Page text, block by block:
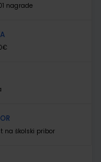
nagrade
na školski pribor